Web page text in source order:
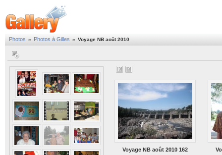
Photos » Photos à Gilles » Voyage NB août 2010
Voyage NB août 2010 162